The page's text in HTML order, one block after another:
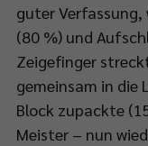
guter
(80 %) und
Zeigefinger
gemeinsam in die
Block zupackte
Meister – nun